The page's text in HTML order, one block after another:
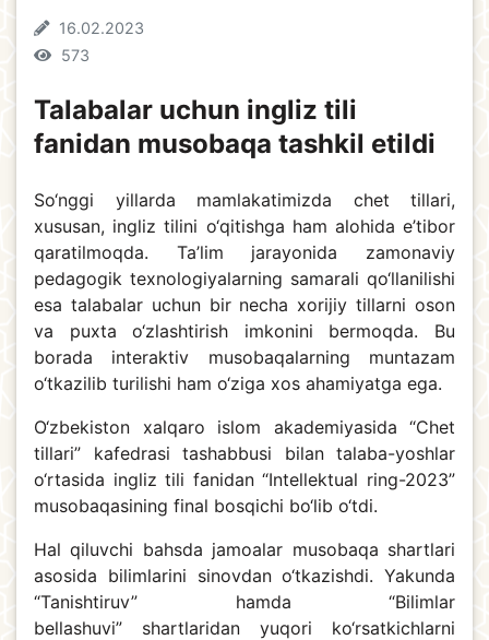
16.02.2023
573
Talabalar uchun ingliz tili
fanidan musobaqa tashkil etildi
So‘nggi yillarda mamlakatimizda chet tillari,
xususan, ingliz tilini o‘qitishga ham alohida e’tibor
qaratilmoqda. Ta’lim jarayonida zamonaviy
pedagogik texnologiyalarning samarali qo‘llanilishi
esa talabalar uchun bir necha xorijiy tillarni oson
va puxta o‘zlashtirish imkonini bermoqda. Bu
borada interaktiv musobaqalarning muntazam
o‘tkazilib turilishi ham o‘ziga xos ahamiyatga ega.
O‘zbekiston xalqaro islom akademiyasida “Chet
tillari” kafedrasi tashabbusi bilan talaba-yoshlar
o‘rtasida ingliz tili fanidan “Intellektual ring-2023”
musobaqasining final bosqichi bo‘lib o‘tdi.
Hal qiluvchi bahsda jamoalar musobaqa shartlari
asosida bilimlarini sinovdan o‘tkazishdi. Yakunda
“Tanishtiruv” hamda “Bilimlar
bellashuvi” shartlaridan yuqori ko‘rsatkichlarni